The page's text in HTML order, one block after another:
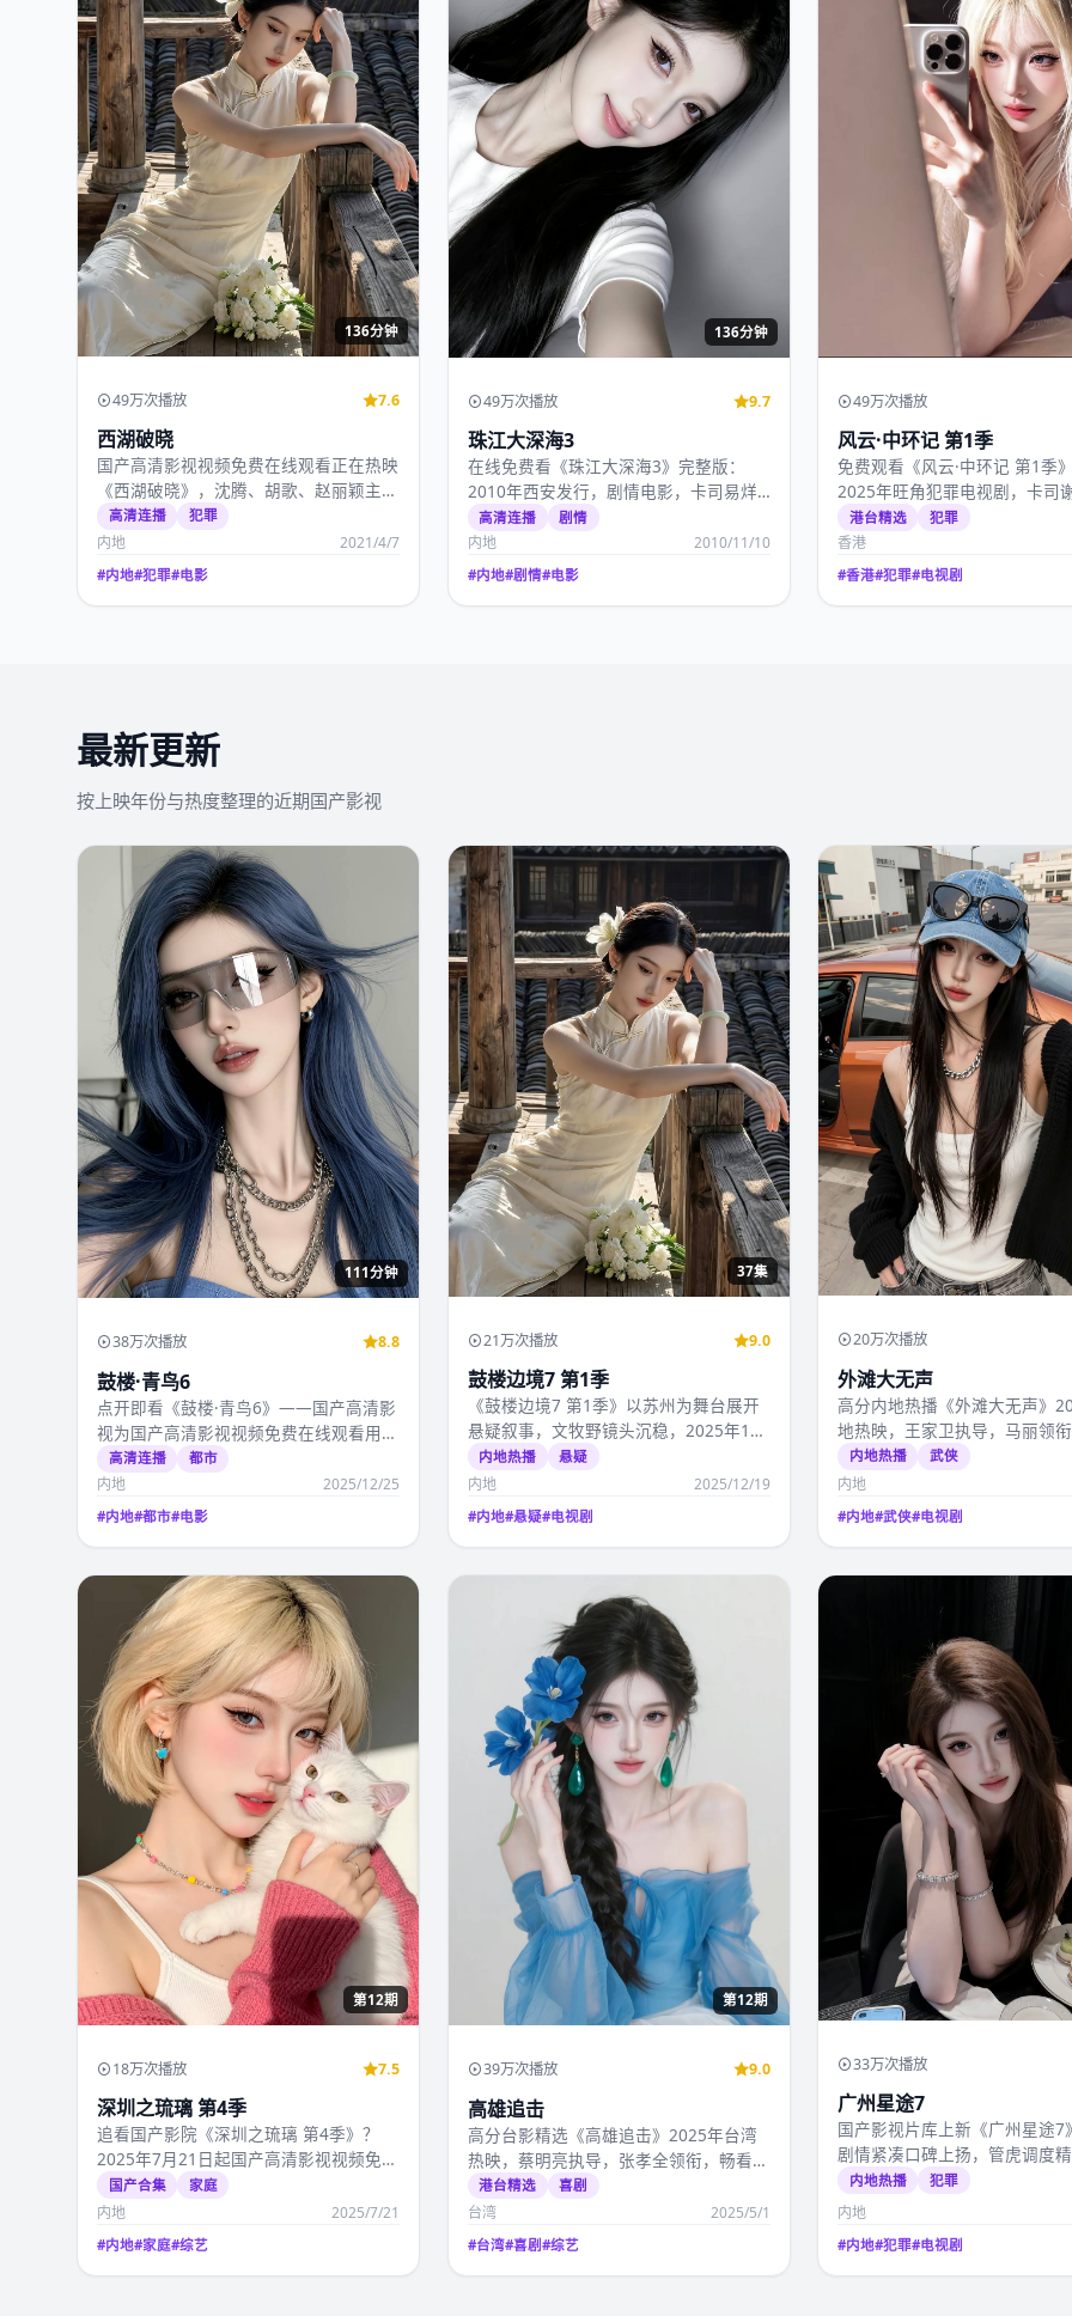
136分钟
49万次播放 7.6
西湖破晓
国产高清影视视频免费在线观看正在热映
《西湖破晓》，沈腾、胡歌、赵丽颖主
演，宁浩作品，2021…
高清连播 犯罪
内地 2021/4/7
#内地#犯罪#电影
136分钟
49万次播放 9.7
珠江大深海3
在线免费看《珠江大深海3》完整版：
2010年西安发行，剧情电影，卡司易烊
千玺、沈腾、肖战，2…
高清连播 剧情
内地 2010/11/10
#内地#剧情#电影
49万次播放
风云·中环记 第1季
免费观看《风云·中环记 第1季
2025年旺角犯罪电视剧，卡司
张曼玉、吴镇宇，…
港台精选 犯罪
香港
#香港#犯罪#电视剧
最新更新
按上映年份与热度整理的近期国产影视
111分钟
38万次播放 8.8
鼓楼·青鸟6
点开即看《鼓楼·青鸟6》——国产高清影
视为国产高清影视视频免费在线观看用户
精选的情感电影，姜…
高清连播 都市
内地 2025/12/25
#内地#都市#电影
37集
21万次播放 9.0
鼓楼边境7 第1季
《鼓楼边境7 第1季》以苏州为舞台展开
悬疑叙事，文牧野镜头沉稳，2025年12
月19日起国产…
内地热播 悬疑
内地 2025/12/19
#内地#悬疑#电视剧
20万次播放
外滩大无声
高分内地热播《外滩大无声》
地热映，王家卫执导，马丽领
产高清影视视频免费…
内地热播 武侠
内地
#内地#武侠#电视剧
第12期
18万次播放 7.5
深圳之琉璃 第4季
追看国产影院《深圳之琉璃 第4季》？
2025年7月21日起国产高清影视视频免费
在线观看可看全…
国产合集 家庭
内地 2025/7/21
#内地#家庭#综艺
第12期
39万次播放 9.0
高雄追击
高分台影精选《高雄追击》2025年台湾
热映，蔡明亮执导，张孝全领衔，畅看国
产高清影视视频免费…
港台精选 喜剧
台湾 2025/5/1
#台湾#喜剧 #综艺
33万次播放
广州星途7
国产影视片库上新《广州星途7
剧情紧凑口碑上扬，管虎调度
2025年4月8日起国产…
内地热播 犯罪
内地
#内地#犯罪#电视剧